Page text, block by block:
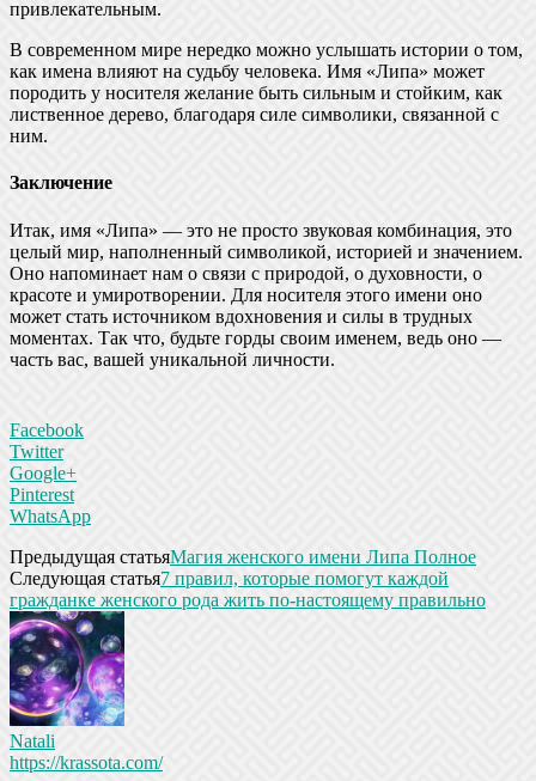
привлекательным.
В современном мире нередко можно услышать истории о том,
как имена влияют на судьбу человека. Имя «Липа» может
породить у носителя желание быть сильным и стойким, как
лиственное дерево, благодаря силе символики, связанной с
ним.
Заключение
Итак, имя «Липа» — это не просто звуковая комбинация, это
целый мир, наполненный символикой, историей и значением.
Оно напоминает нам о связи с природой, о духовности, о
красоте и умиротворении. Для носителя этого имени оно
может стать источником вдохновения и силы в трудных
моментах. Так что, будьте горды своим именем, ведь оно —
часть вас, вашей уникальной личности.
Facebook
Twitter
Google+
Pinterest
WhatsApp
Предыдущая статьяМагия женского имени Липа Полное
Следующая статья7 правил, которые помогут каждой
гражданке женского рода жить по-настоящему правильно
Natali
https://krassota.com/